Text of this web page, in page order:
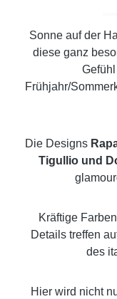
Sonne auf der
diese ganz
Frühjahr/
Die Designs
Tigullio und
Kräftige
Details treffen
des
Hier wird nicht